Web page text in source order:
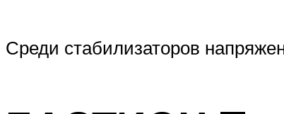
Среди стабилизаторов